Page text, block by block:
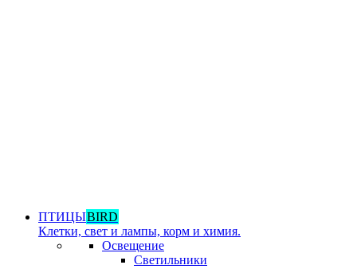
ПТИЦЫBIRD
Клетки, свет и лампы, корм и химия.
Освещение
Светильники